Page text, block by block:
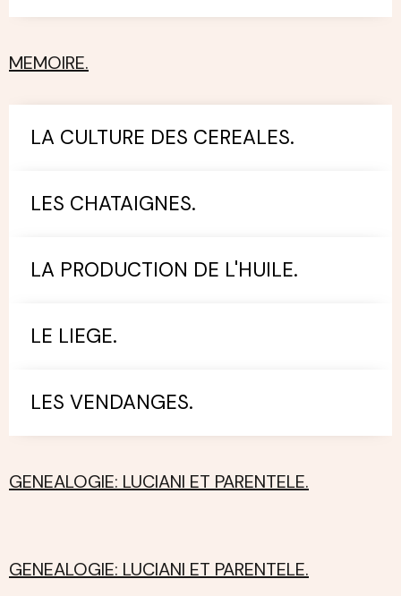
MEMOIRE.
LA CULTURE DES CEREALES.
LES CHATAIGNES.
LA PRODUCTION DE L'HUILE.
LE LIEGE.
LES VENDANGES.
GENEALOGIE: LUCIANI ET PARENTELE.
GENEALOGIE: LUCIANI ET PARENTELE.